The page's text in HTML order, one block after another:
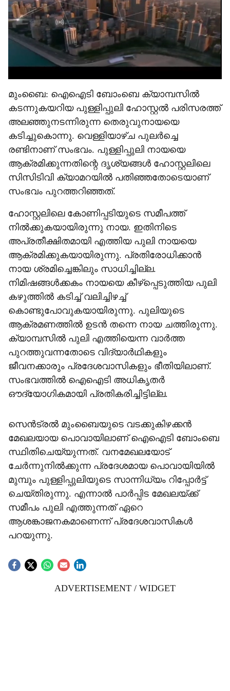
മുംബൈ: ഐഐടി ബോംബെ ക്യാമ്പസില്‍
കടന്നുകയറിയ പുള്ളിപ്പുലി ഹോസ്റ്റല്‍ പരിസരത്ത്
അലഞ്ഞുനടന്നിരുന്ന തെരുവുനായയെ
കടിച്ചുകൊന്നു. വെള്ളിയാഴ്ച പുലര്‍ച്ചെ
രണ്ടിനാണ് സംഭവം. പുള്ളിപ്പുലി നായയെ
ആക്രമിക്കുന്നതിന്റെ ദൃശ്യങ്ങള്‍ ഹോസ്റ്റലിലെ
സിസിടിവി ക്യാമറയില്‍ പതിഞ്ഞതോടെയാണ്
സംഭവം പുറത്തറിഞ്ഞത്.
ഹോസ്റ്റലിലെ കോണിപ്പടിയുടെ സമീപത്ത്
നില്‍ക്കുകയായിരുന്നു നായ. ഇതിനിടെ
അപ്രതീക്ഷിതമായി എത്തിയ പുലി നായയെ
ആക്രമിക്കുകയായിരുന്നു. പ്രതിരോധിക്കാന്‍
നായ ശ്രമിച്ചെങ്കിലും സാധിച്ചില്ല.
നിമിഷങ്ങള്‍ക്കകം നായയെ കീഴ്‌പ്പെടുത്തിയ പുലി
കഴുത്തില്‍ കടിച്ച് വലിച്ചിഴച്ച്
കൊണ്ടുപോവുകയായിരുന്നു. പുലിയുടെ
ആക്രമണത്തില്‍ ഉടന്‍ തന്നെ നായ ചത്തിരുന്നു.
ക്യാമ്പസില്‍ പുലി എത്തിയെന്ന വാര്‍ത്ത
പുറത്തുവന്നതോടെ വിദ്യാര്‍ഥികളും
ജീവനക്കാരും പ്രദേശവാസികളും ഭീതിയിലാണ്.
സംഭവത്തില്‍ ഐഐടി അധികൃതര്‍
ഔദ്യോഗികമായി പ്രതികരിച്ചിട്ടില്ല.
സെന്‍ട്രല്‍ മുംബൈയുടെ വടക്കുകിഴക്കന്‍
മേഖലയായ പൊവായിലാണ് ഐഐടി ബോംബെ
സ്ഥിതിചെയ്യുന്നത്. വനമേഖലയോട്
ചേര്‍ന്നുനില്‍ക്കുന്ന പ്രദേശമായ പൊവായിയില്‍
മുമ്പും പുള്ളിപ്പുലിയുടെ സാന്നിധ്യം റിപ്പോര്‍ട്ട്
ചെയ്തിരുന്നു. എന്നാല്‍ പാര്‍പ്പിട മേഖലയ്ക്ക്
സമീപം പുലി എത്തുന്നത് ഏറെ
ആശങ്കാജനകമാണെന്ന് പ്രദേശവാസികള്‍
പറയുന്നു.
ADVERTISEMENT / WIDGET